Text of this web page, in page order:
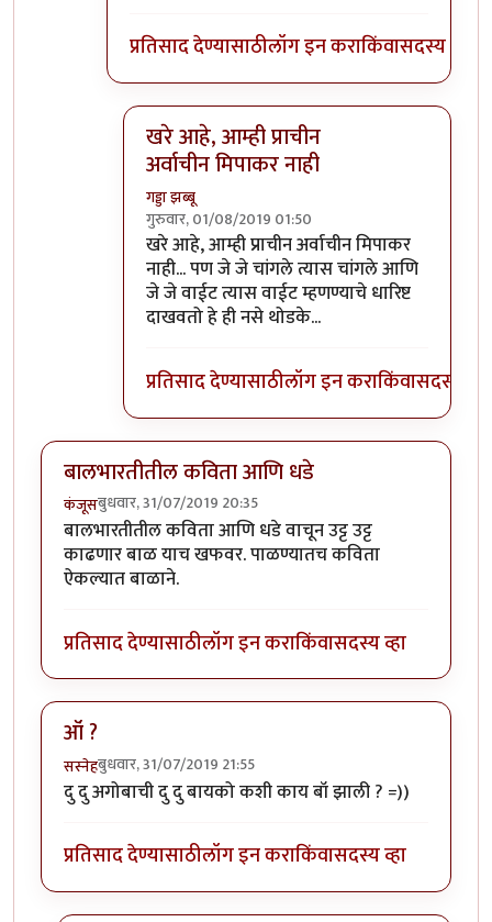
प्रतिसाद देण्यासाठीलॉग इन कराकिंवासदस्य व्हा
खरे आहे, आम्ही प्राचीन
अर्वाचीन मिपाकर नाही
गड्डा झब्बू
गुरुवार, 01/08/2019 01:50
In reply to@अशी कशाचा कशाशीच संबंध
खरे आहे, आम्ही प्राचीन अर्वाचीन मिपाकर
नाही... पण जे जे चांगले त्यास चांगले आणि
जे जे वाईट त्यास वाईट म्हणण्याचे धारिष्ट
दाखवतो हे ही नसे थोडके...
प्रतिसाद देण्यासाठीलॉग इन कराकिंवासदस्य व्हा
बालभारतीतील कविता आणि धडे
कंजूसबुधवार, 31/07/2019 20:35
बालभारतीतील कविता आणि धडे वाचून उट्ट उट्ट
काढणार बाळ याच खफवर. पाळण्यातच कविता
ऐकल्यात बाळाने.
प्रतिसाद देण्यासाठीलॉग इन कराकिंवासदस्य व्हा
ऑं ?
सस्नेहबुधवार, 31/07/2019 21:55
दु दु अगोबाची दु दु बायको कशी काय बॉ झाली ? =))
प्रतिसाद देण्यासाठीलॉग इन कराकिंवासदस्य व्हा